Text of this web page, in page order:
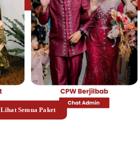
Lihat Semua Paket